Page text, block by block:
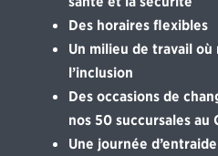
Des horaires flexibles
Un milieu de travail
l’inclusion
Des occasions de
nos 50 succursales au
Une journée